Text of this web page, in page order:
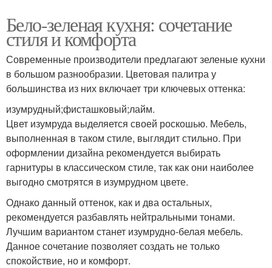
Бело-зеленая кухня: сочетание
стиля и комфорта
Современные производители предлагают зеленые кухни
в большом разнообразии. Цветовая палитра у
большинства из них включает три ключевых оттенка:
изумрудный;фисташковый;лайм.
Цвет изумруда выделяется своей роскошью. Мебель,
выполненная в таком стиле, выглядит стильно. При
оформлении дизайна рекомендуется выбирать
гарнитуры в классическом стиле, так как они наиболее
выгодно смотрятся в изумрудном цвете.
Однако данный оттенок, как и два остальных,
рекомендуется разбавлять нейтральными тонами.
Лучшим вариантом станет изумрудно-белая мебель.
Данное сочетание позволяет создать не только
спокойствие, но и комфорт.